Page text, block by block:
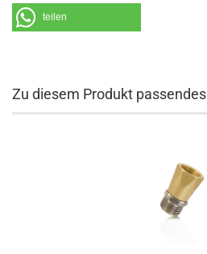
teilen
Zu diesem Produkt